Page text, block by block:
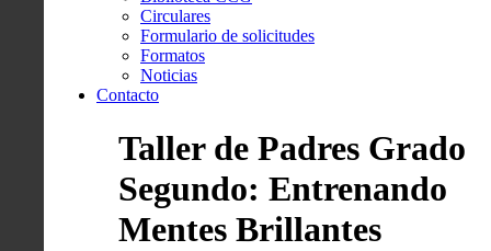
Circulares
Formulario de solicitudes
Formatos
Noticias
Contacto
Taller de Padres Grado
Segundo: Entrenando
Mentes Brillantes